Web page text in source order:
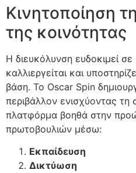
Κινητοποίηση
της κοινότητας
Η διευκόλυνση ευδοκιμεί
καλλιεργείται και
βάση. Το Oscar Spin
περιβάλλον ενισχύοντας
πλατφόρμα βοηθά στην
πρωτοβουλιών μέσω:
Εκπαίδευση
Δικτύωση